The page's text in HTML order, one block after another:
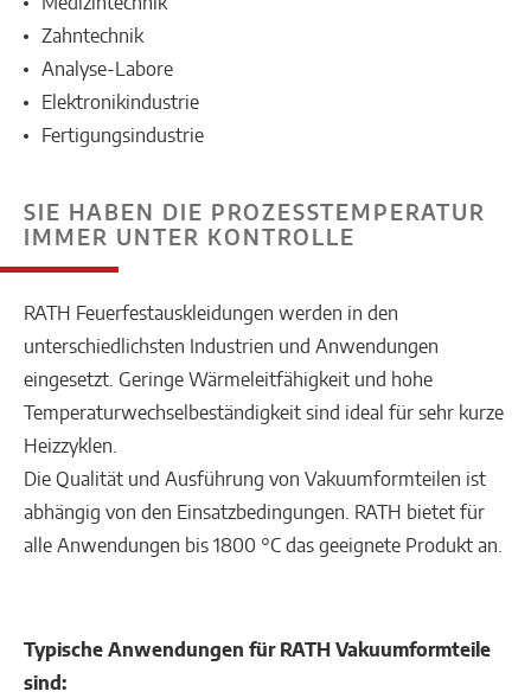
Zahntechnik
Analyse-Labore
Elektronikindustrie
Fertigungsindustrie
SIE HABEN DIE PROZESSTEMPERATUR
IMMER UNTER KONTROLLE
RATH Feuerfestauskleidungen werden in den
unterschiedlichsten Industrien und Anwendungen
eingesetzt. Geringe Wärmeleitfähigkeit und hohe
Temperaturwechselbeständigkeit sind ideal für sehr kurze
Heizzyklen.
Die Qualität und Ausführung von Vakuumformteilen ist
abhängig von den Einsatzbedingungen. RATH bietet für
alle Anwendungen bis 1800 °C das geeignete Produkt an.
Typische Anwendungen für RATH Vakuumformteile
sind: